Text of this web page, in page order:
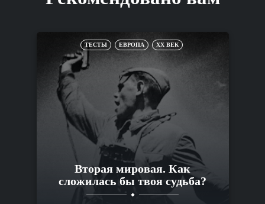
ТЕСТЫ ЕВРОПА XX ВЕК
Вторая мировая. Как
сложилась бы твоя судьба?